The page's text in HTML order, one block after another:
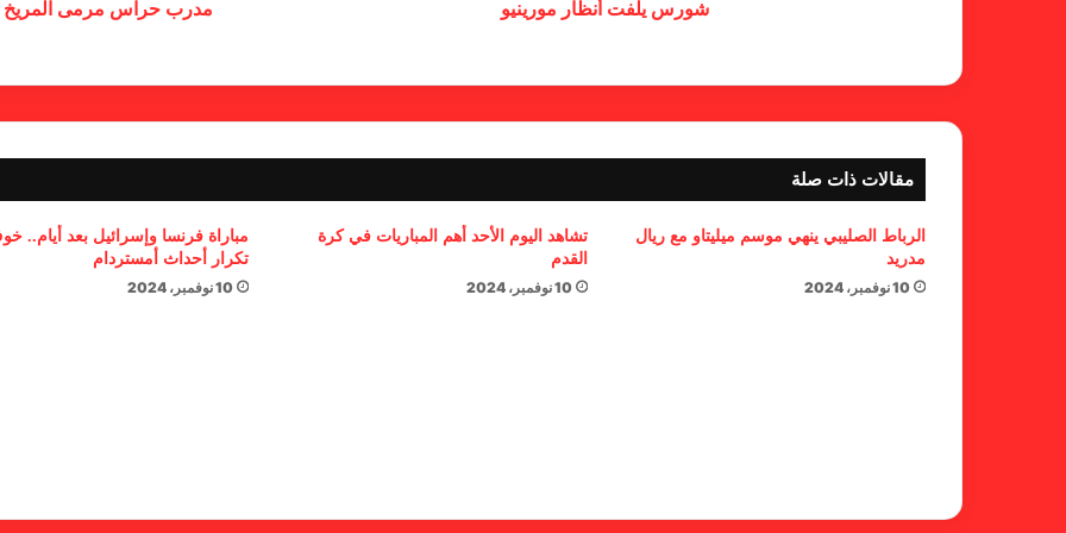
شورس يلفت أنظار مورينيو
مدرب حراس مرمى المريخ
مقالات ذات صلة
الرباط الصليبي ينهي موسم ميليتاو مع ريال
مدريد
10 نوفمبر، 2024
تشاهد اليوم الأحد أهم المباريات في كرة
القدم
10 نوفمبر، 2024
مباراة فرنسا وإسرائيل بعد أيام..
تكرار أحداث أمستردام
10 نوفمبر، 2024